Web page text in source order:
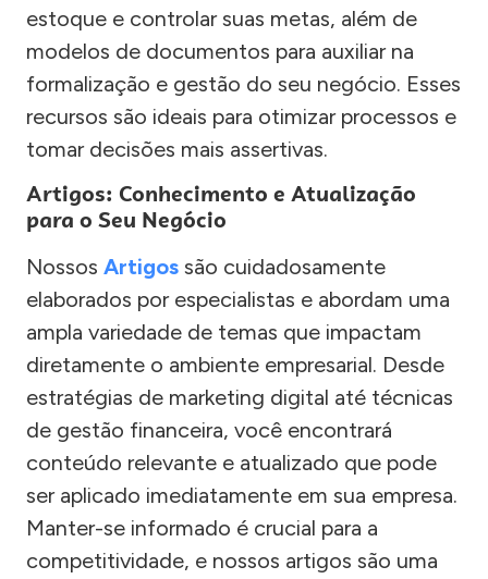
estoque e controlar suas metas, além de
modelos de documentos para auxiliar na
formalização e gestão do seu negócio. Esses
recursos são ideais para otimizar processos e
tomar decisões mais assertivas.
Artigos: Conhecimento e Atualização
para o Seu Negócio
Nossos Artigos são cuidadosamente
elaborados por especialistas e abordam uma
ampla variedade de temas que impactam
diretamente o ambiente empresarial. Desde
estratégias de marketing digital até técnicas
de gestão financeira, você encontrará
conteúdo relevante e atualizado que pode
ser aplicado imediatamente em sua empresa.
Manter-se informado é crucial para a
competitividade, e nossos artigos são uma